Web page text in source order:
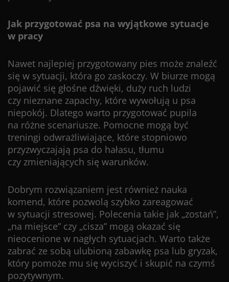
Jak przygotować psa na wyjątkowe sytuacje
w pracy
Nawet najlepiej przygotowany pies może znaleźć
się w sytuacji, która go zaskoczy. W biurze mogą
pojawić się głośne dźwięki, duży ruch ludzi
czy nieznane zapachy, które wywołują u psa
niepokój. Dlatego warto przygotować pupila
na różne scenariusze. Pomocne mogą być
treningi odwrażliwiające, które stopniowo
przyzwyczajają psa do hałasu, tłumu
czy zmieniających się warunków.
Dobrym rozwiązaniem jest również nauka
komend, które pozwolą szybko zareagować
w sytuacji stresowej. Polecenia takie jak „zostań”,
„na miejsce” czy „cisza” mogą okazać się
nieocenione w nagłych sytuacjach. Warto także
zabrać ze sobą ulubioną zabawkę psa lub gryzak,
który pomoże mu się wyciszyć i skupić na czymś
pozytywnym.